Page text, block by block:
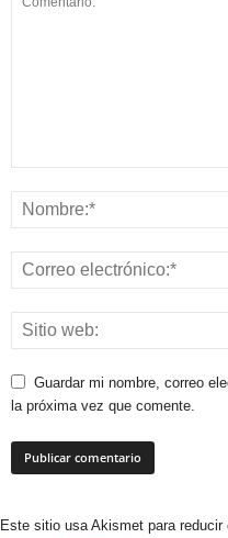
Guardar mi nombre, correo
la próxima vez que comente.
Este sitio usa Akismet para reducir